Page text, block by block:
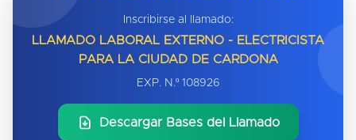
Inscribirse al llamado:
LLAMADO LABORAL EXTERNO - ELECTRICISTA
PARA LA CIUDAD DE CARDONA
EXP. N.º 108926
Descargar Bases del Llamado